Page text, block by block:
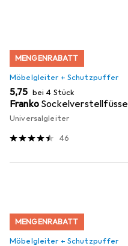
MENGENRABATT
Möbelgleiter + Schutzpuffer
EUR
5,75 bei 4 Stück
Franko Sockelverstellfüsse
Universalgleiter
46
MENGENRABATT
Möbelgleiter + Schutzpuffer